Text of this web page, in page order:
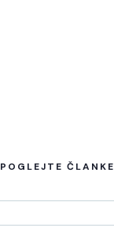
POGLEJTE ČLANKE